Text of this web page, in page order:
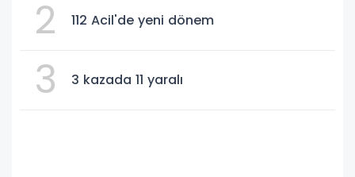
2 112 Acil'de yeni dönem
3 3 kazada 11 yaralı